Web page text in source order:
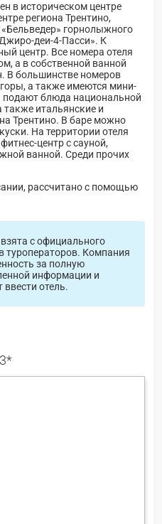
в историческом центре
региона Трентино,
горнолыжного
деи-4-Пасси». К
центр. Все номера отеля
а в собственной ванной
В большинстве номеров
а также имеются мини-
подают блюда национальной
также итальянские и
Трентино. В баре можно
На территории отеля
центр с сауной,
ванной. Среди прочих
рассчитано с помощью
с официального
туроператоров. Компания
за полную
информации и
отель.